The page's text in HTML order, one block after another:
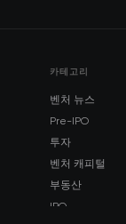
카테고리
벤처 뉴스
Pre-IPO
투자
벤처 캐피털
부동산
IPO